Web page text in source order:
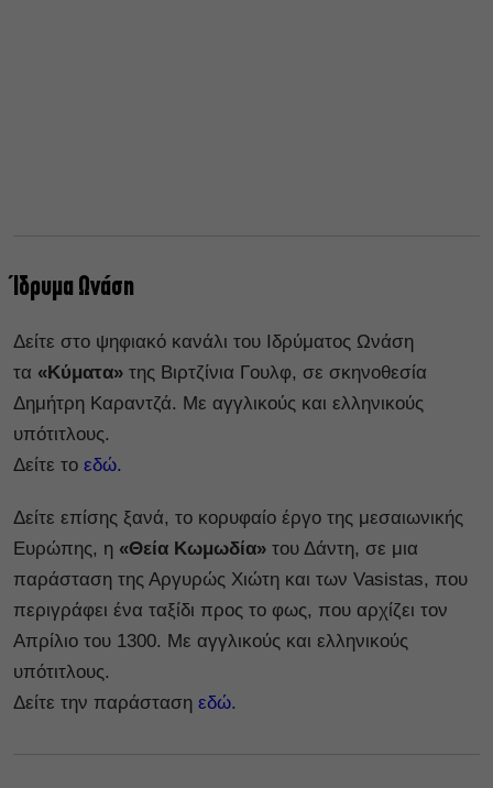
Ίδρυμα Ωνάση
Δείτε στο ψηφιακό κανάλι του Ιδρύματος Ωνάση
τα «Κύματα» της Βιρτζίνια Γουλφ, σε σκηνοθεσία
Δημήτρη Καραντζά. Με αγγλικούς και ελληνικούς
υπότιτλους.
Δείτε το εδώ.
Δείτε επίσης ξανά, το κορυφαίο έργο της μεσαιωνικής
Ευρώπης, η «Θεία Κωμωδία» του Δάντη, σε μια
παράσταση της Αργυρώς Χιώτη και των Vasistas, που
περιγράφει ένα ταξίδι προς το φως, που αρχίζει τον
Απρίλιο του 1300. Με αγγλικούς και ελληνικούς
υπότιτλους.
Δείτε την παράσταση εδώ.